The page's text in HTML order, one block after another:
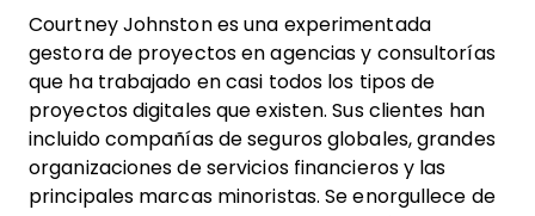
Courtney Johnston es una experimentada
gestora de proyectos en agencias y consultorías
que ha trabajado en casi todos los tipos de
proyectos digitales que existen. Sus clientes han
incluido compañías de seguros globales, grandes
organizaciones de servicios financieros y las
principales marcas minoristas. Se enorgullece de